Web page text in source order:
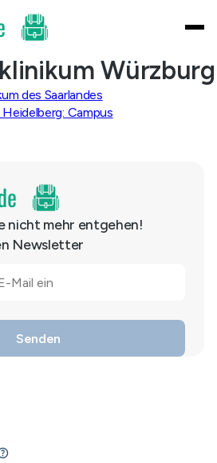
Würzburg
des Saarlandes
Campus
nicht mehr entgehen!
Newsletter